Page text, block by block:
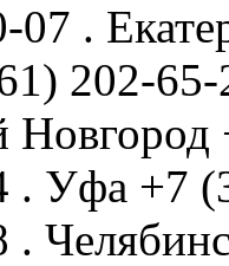
07 .
202-
. Уфа +7
.